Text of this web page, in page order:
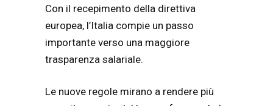
Con il recepimento della direttiva
europea, l’Italia compie un passo
importante verso una maggiore
trasparenza salariale.
Le nuove regole mirano a rendere più